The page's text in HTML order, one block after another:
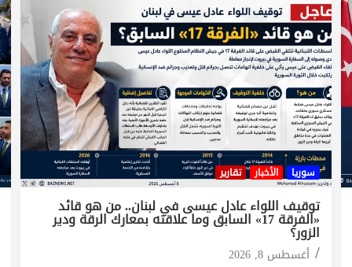
سوريا الأخبار تقارير
توقيف اللواء عادل عيسى في لبنان.. من هو قائد
«الفرقة 17» السابق وما علاقته بمعارك الرقة ودير
الزور؟
أغسطس 8, 2026